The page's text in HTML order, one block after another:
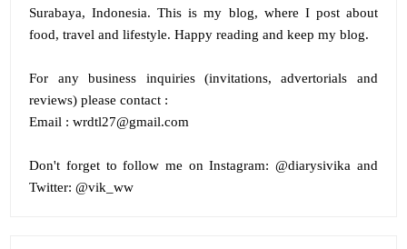
Surabaya, Indonesia. This is my blog, where I post about
food, travel and lifestyle. Happy reading and keep my blog.
For any business inquiries (invitations, advertorials and
reviews) please contact :
Email : wrdtl27@gmail.com
Don't forget to follow me onInstagram: @diarysivika and
Twitter: @vik_ww